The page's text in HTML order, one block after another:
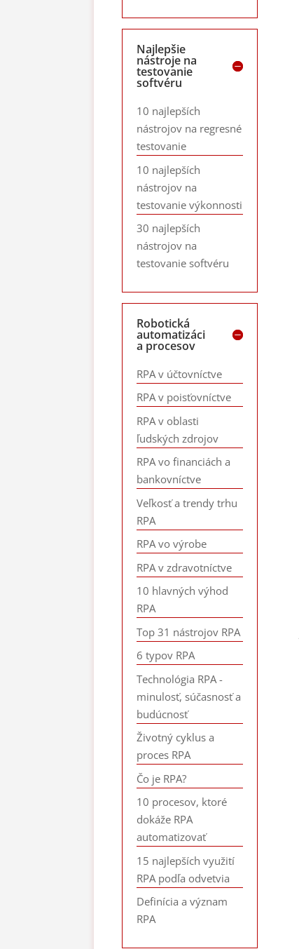
Najlepšie
nástroje na
testovanie
softvéru
10 najlepších
nástrojov na regresné
testovanie
10 najlepších
nástrojov na
testovanie výkonnosti
30 najlepších
nástrojov na
testovanie softvéru
Robotická
automatizáci
a procesov
RPA v účtovníctve
RPA v poisťovníctve
RPA v oblasti
ľudských zdrojov
RPA vo financiách a
bankovníctve
Veľkosť a trendy trhu
RPA
RPA vo výrobe
RPA v zdravotníctve
10 hlavných výhod
RPA
Top 31 nástrojov RPA
6 typov RPA
Technológia RPA -
minulosť, súčasnosť a
budúcnosť
Životný cyklus a
proces RPA
Čo je RPA?
10 procesov, ktoré
dokáže RPA
automatizovať
15 najlepších využití
RPA podľa odvetvia
Definícia a význam
RPA